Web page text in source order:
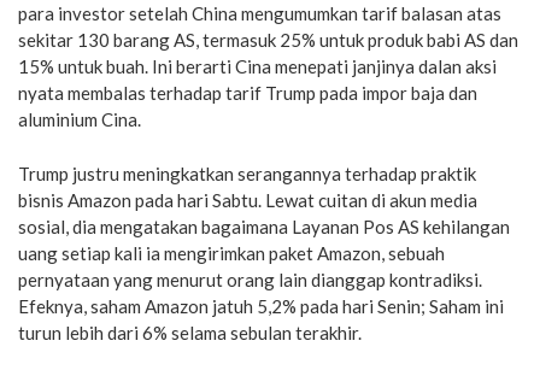
para investor setelah China mengumumkan tarif balasan atas
sekitar 130 barang AS, termasuk 25% untuk produk babi AS dan
15% untuk buah. Ini berarti Cina menepati janjinya dalan aksi
nyata membalas terhadap tarif Trump pada impor baja dan
aluminium Cina.
Trump justru meningkatkan serangannya terhadap praktik
bisnis Amazon pada hari Sabtu. Lewat cuitan di akun media
sosial, dia mengatakan bagaimana Layanan Pos AS kehilangan
uang setiap kali ia mengirimkan paket Amazon, sebuah
pernyataan yang menurut orang lain dianggap kontradiksi.
Efeknya, saham Amazon jatuh 5,2% pada hari Senin; Saham ini
turun lebih dari 6% selama sebulan terakhir.